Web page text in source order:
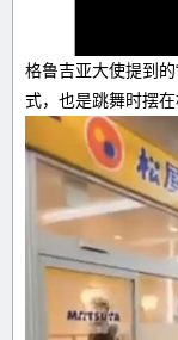
格鲁吉亚大使提到的
式，也是跳舞时摆在